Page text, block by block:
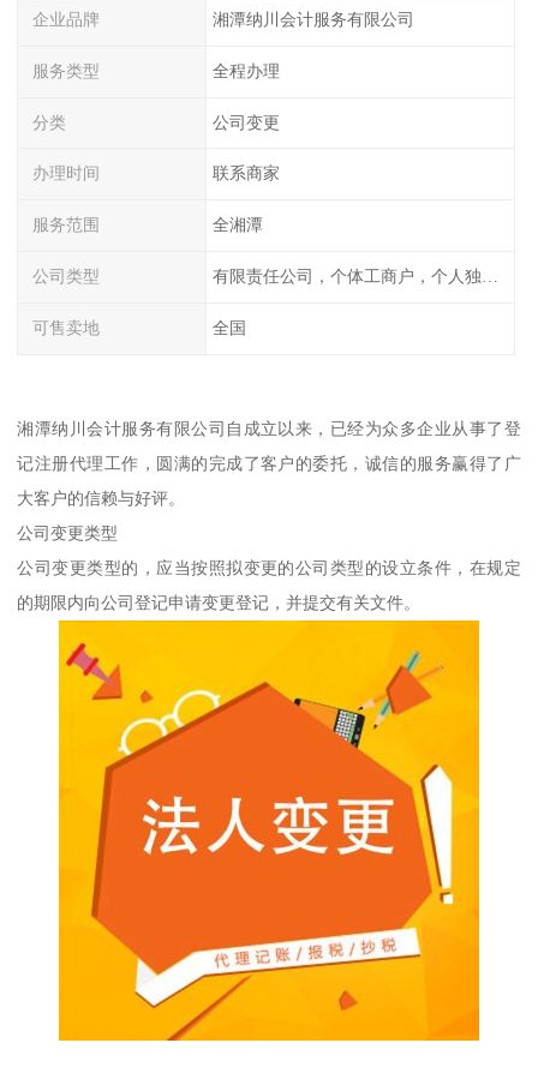
企业品牌 湘潭纳川会计服务有限公司
服务类型 全程办理
分类 公司变更
办理时间 联系商家
服务范围 全湘潭
公司类型
可售卖地 全国
湘潭纳川会计服务有限公司自成立以来，已经为众多企业从事了登
记注册代理工作，圆满的完成了客户的委托，诚信的服务赢得了广
大客户的信赖与好评。
公司变更类型
公司变更类型的，应当按照拟变更的公司类型的设立条件，在规定
的期限内向公司登记申请变更登记，并提交有关文件。